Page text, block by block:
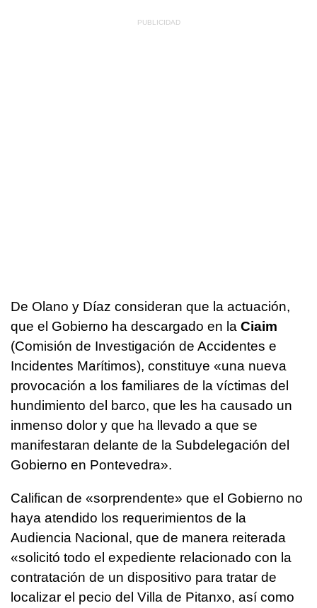
De Olano y Díaz consideran que la actuación,
que el Gobierno ha descargado en la Ciaim
(Comisión de Investigación de Accidentes e
Incidentes Marítimos), constituye «una nueva
provocación a los familiares de la víctimas del
hundimiento del barco, que les ha causado un
inmenso dolor y que ha llevado a que se
manifestaran delante de la Subdelegación del
Gobierno en Pontevedra».
Califican de «sorprendente» que el Gobierno no
haya atendido los requerimientos de la
Audiencia Nacional, que de manera reiterada
«solicitó todo el expediente relacionado con la
contratación de un dispositivo para tratar de
localizar el pecio del Villa de Pitanxo, así como